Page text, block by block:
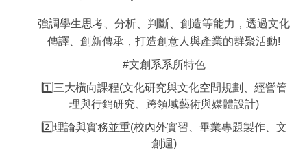
強調學生思考、分析、判斷、創造等能力，透過文化
傳譯、創新傳承，打造創意人與產業的群聚活動!
#文創系系所特色
1️⃣三大橫向課程(文化研究與文化空間規劃、經營管
理與行銷研究、跨領域藝術與媒體設計)
2️⃣理論與實務並重(校內外實習、畢業專題製作、文
創週)